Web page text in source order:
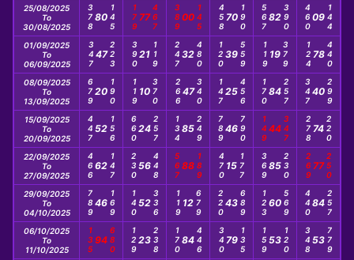
25/08/2025
To
30/08/2025
378 80 145 179 77467 389 00 145 458 70190 56782 390 46009 144
01/09/2025
To
06/09/2025
347 47223 39021 119 247 32 480 120 39 559 119 19 379 124 78440
08/09/2025
To
13/09/2025
679 20 190 119 10 370 26647340 147 25 456 170 84 257 347 40 299
15/09/2025
To
20/09/2025
447 52 156 66024 257 134 85 249 789 46 790 149 44 347 278 74 220
22/09/2025
To
27/09/2025
46662 147 230 56 448 56788 189 470 15 177 36985 230 269 77250
29/09/2025
To
04/10/2025
789 46 169 140 52 336 119 12 679 220 43 689 123 60 569 440 84 257
06/10/2025
To
11/10/2025
135 94 680 129 23 238 170 84 446 340 79135 159 53 120 348 53 779